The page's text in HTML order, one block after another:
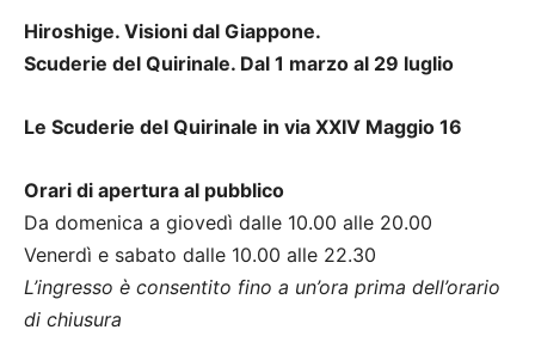
Hiroshige. Visioni dal Giappone.
Scuderie del Quirinale. Dal 1 marzo al 29 luglio
Le Scuderie del Quirinale in via XXIV Maggio 16
Orari di apertura al pubblico
Da domenica a giovedì dalle 10.00 alle 20.00
Venerdì e sabato dalle 10.00 alle 22.30
L’ingresso è consentito fino a un’ora prima dell’orario
di chiusura